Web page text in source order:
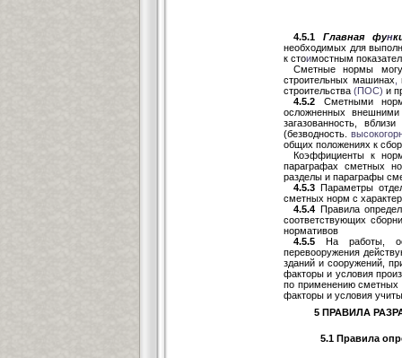
4.5.1 Главная фун
необходимых для
к стоимостным
Сметные нормы
строительных машинах
строительства (ПОС) и
4.5.2 Сметными
осложненных
загазованность,
(безводность.
общих положениях к
Коэффициенты к
параграфах сметных
разделы и параграфы
4.5.3 Параметры
сметных норм с
4.5.4 Правила
соответствующих
нормативов
4.5.5 На работы,
перевооружения
зданий и сооружений,
факторы и условия
по применению сметных
факторы и условия
5 ПРАВИЛА
5.1 Правила